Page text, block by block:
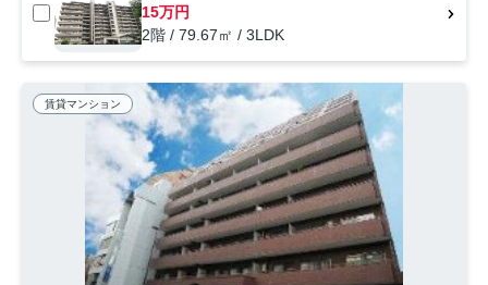
15万円
2階 / 79.67㎡ / 3LDK
賃貸マンション